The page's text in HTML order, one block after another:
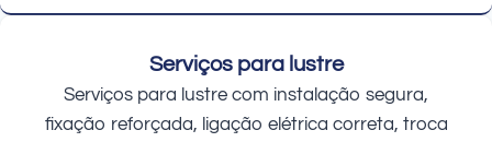
Serviços para lustre
Serviços para lustre com instalação segura,
fixação reforçada, ligação elétrica correta, troca